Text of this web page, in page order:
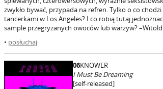
zwykło bywać, przypada na refren. Tylko o co
tancerkami w Los Angeles? I co robią tutaj
sample przegryzanych owoców lub warzyw?
• posłuchaj
06KNOWER
I Must Be Dreaming
[self-released]